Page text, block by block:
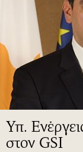
Υπ.
στον GSI